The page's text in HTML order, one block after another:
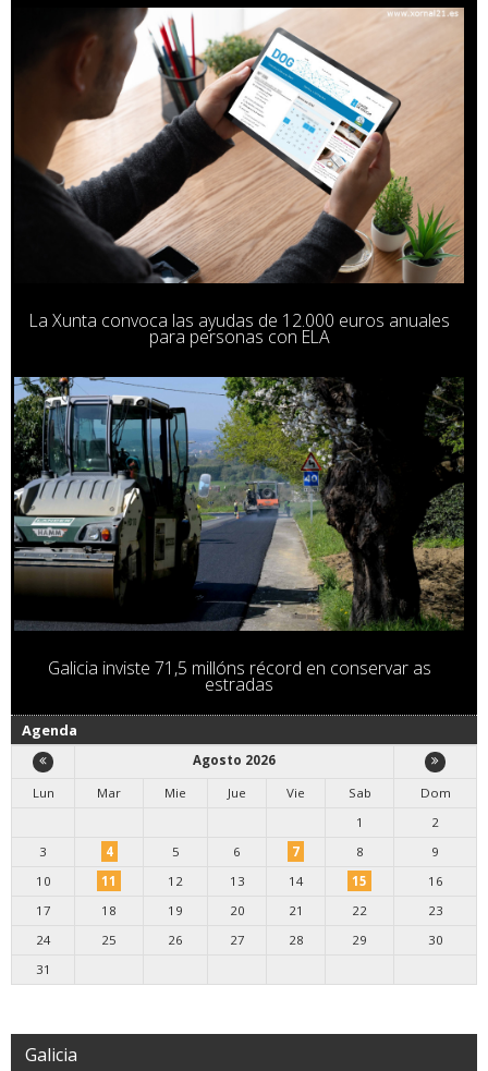
La Xunta convoca las ayudas de 12.000 euros anuales
para personas con ELA
Galicia inviste 71,5 millóns récord en conservar as
estradas
Agenda
Agosto 2026
Lun
Mar Mie Jue Vie Sab
Dom
1
2
3
4 5 6 7 8
9
10
11 12 13 14 15
16
17
18 19 20 21 22
23
24
25 26 27 28 29
30
31
Galicia